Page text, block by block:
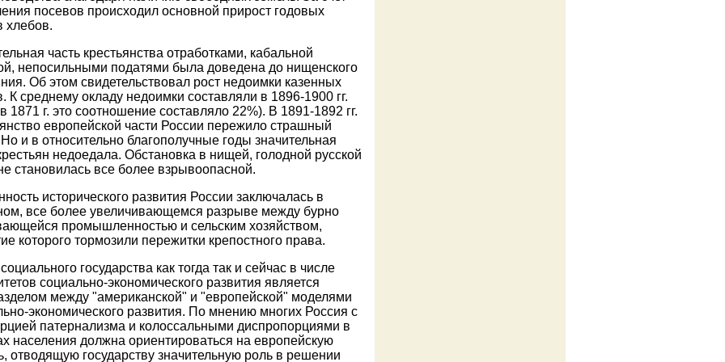
посевов происходил основной прирост годовых
хлебов.
часть крестьянства отработками, кабальной
непосильными податями была доведена до нищенского
Об этом свидетельствовал рост недоимки казенных
К среднему окладу недоимки составляли в 1896-1900 гг.
1871 г. это соотношение составляло 22%). В 1891-1892 гг.
европейской части России пережило страшный
и в относительно благополучные годы значительная
недоедала. Обстановка в нищей, голодной русской
становилась все более взрывоопасной.
исторического развития России заключалась в
все более увеличивающемся разрыве между бурно
промышленностью и сельским хозяйством,
которого тормозили пережитки крепостного права.
государства как тогда так и сейчас в числе
социально-экономического развития является
между "американской" и "европейской" моделями
экономического развития. По мнению многих Россия с
патернализма и колоссальными диспропорциями в
населения должна ориентироваться на европейскую
отводящую государству значительную роль в решении